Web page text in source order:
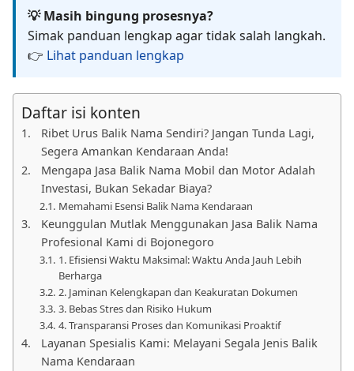
💡 Masih bingung prosesnya?
Simak panduan lengkap agar tidak salah langkah.
👉 Lihat panduan lengkap
Daftar isi konten
Ribet Urus Balik Nama Sendiri? Jangan Tunda Lagi,
Segera Amankan Kendaraan Anda!
Mengapa Jasa Balik Nama Mobil dan Motor Adalah
Investasi, Bukan Sekadar Biaya?
Memahami Esensi Balik Nama Kendaraan
Keunggulan Mutlak Menggunakan Jasa Balik Nama
Profesional Kami di Bojonegoro
1. Efisiensi Waktu Maksimal: Waktu Anda Jauh Lebih
Berharga
2. Jaminan Kelengkapan dan Keakuratan Dokumen
3. Bebas Stres dan Risiko Hukum
4. Transparansi Proses dan Komunikasi Proaktif
Layanan Spesialis Kami: Melayani Segala Jenis Balik
Nama Kendaraan